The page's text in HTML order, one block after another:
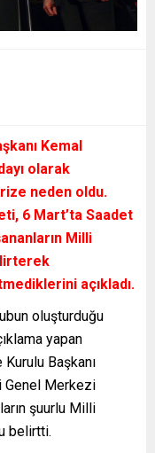
Kemal
olarak
neden oldu.
6 Mart’ta Saadet
Milli
açıkladı.
oluşturduğu
yapan
Başkanı
Genel Merkezi
şuurlu Milli
belirtti.